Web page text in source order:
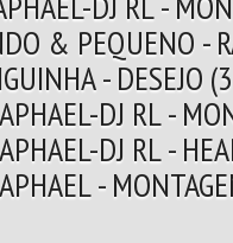
& PEQUENO -
- DESEJO
DJ RL -
DJ RL -
-